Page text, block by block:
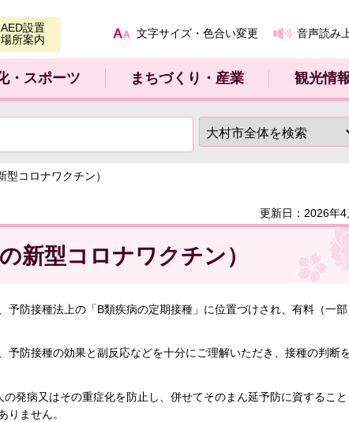
AED設置
場所案内
文字サイズ・色合い変更 音声読み
・スポーツ まちづくり・産業 観光情
コロナワクチン）
更新日：2026年4
新型コロナワクチン）
予防接種法上の「B類疾病の定期接種」に位置づけされ、有料（一部
予防接種の効果と副反応などを十分にご理解いただき、接種の判断
の発病又はその重症化を防止し、併せてそのまん延予防に資すること
りません。